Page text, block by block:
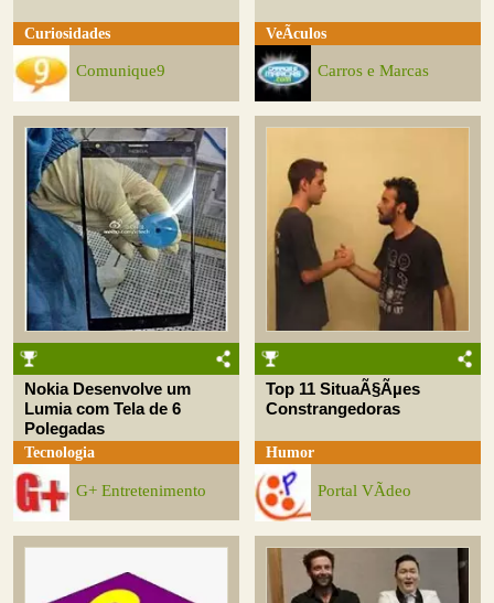
Curiosidades
Comunique9
VeÃ­culos
Carros e Marcas
Nokia Desenvolve um
Lumia com Tela de 6
Polegadas
Tecnologia
G+ Entretenimento
Top 11 SituaÃ§Ãµes
Constrangedoras
Humor
Portal VÃ­deo